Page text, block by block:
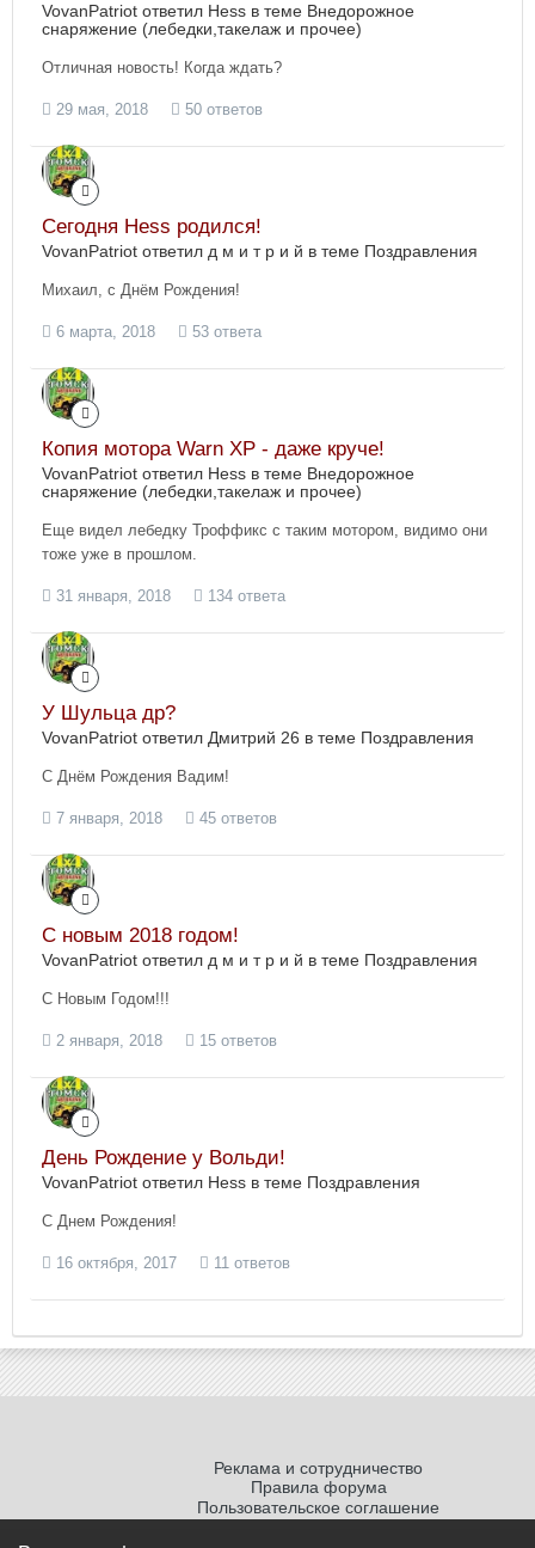
VovanPatriot ответил Hess в теме Внедорожное
снаряжение (лебедки,такелаж и прочее)
Отличная новость! Когда ждать?
29 мая, 2018 50 ответов
Сегодня Hess родился!
VovanPatriot ответил д м и т р и й в теме Поздравления
Михаил, с Днём Рождения!
6 марта, 2018 53 ответа
Копия мотора Warn XP - даже круче!
VovanPatriot ответил Hess в теме Внедорожное
снаряжение (лебедки,такелаж и прочее)
Eще видел лебедку Троффикс с таким мотором, видимо они
тоже уже в прошлом.
31 января, 2018 134 ответа
У Шульца др?
VovanPatriot ответил Дмитрий 26 в теме Поздравления
С Днём Рождения Вадим!
7 января, 2018 45 ответов
С новым 2018 годом!
VovanPatriot ответил д м и т р и й в теме Поздравления
С Новым Годом!!!
2 января, 2018 15 ответов
День Рождение у Вольди!
VovanPatriot ответил Hess в теме Поздравления
С Днем Рождения!
16 октября, 2017 11 ответов
Реклама и сотрудничество
Правила форума
Пользовательское соглашение